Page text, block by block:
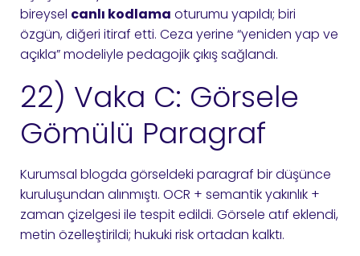
bireysel canlı kodlama oturumu yapıldı; biri
özgün, diğeri itiraf etti. Ceza yerine “yeniden yap ve
açıkla” modeliyle pedagojik çıkış sağlandı.
22) Vaka C: Görsele
Gömülü Paragraf
Kurumsal blogda görseldeki paragraf bir düşünce
kuruluşundan alınmıştı. OCR + semantik yakınlık +
zaman çizelgesi ile tespit edildi. Görsele atıf eklendi,
metin özelleştirildi; hukuki risk ortadan kalktı.